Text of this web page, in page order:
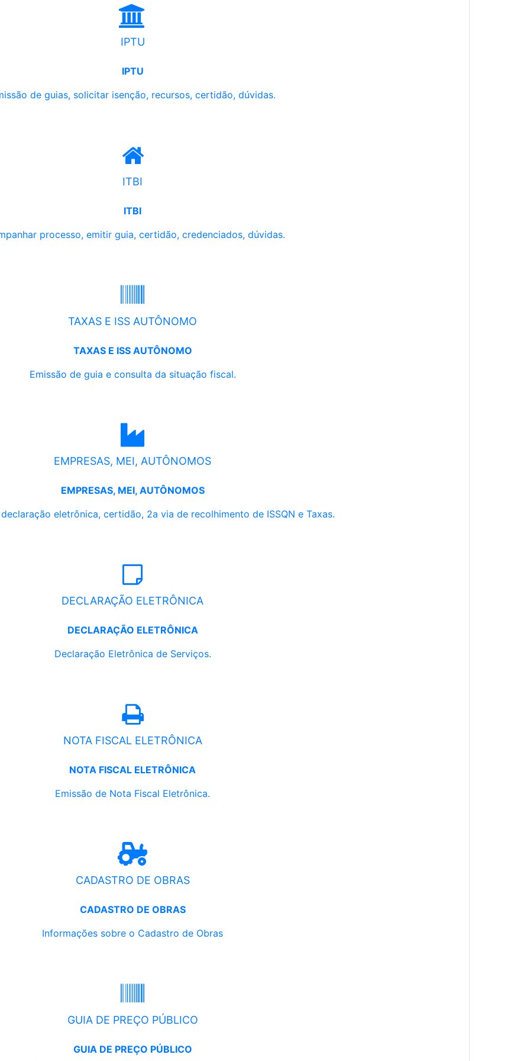
IPTU
IPTU
de guias, solicitar isenção, recursos, certidão, dúvidas.
ITBI
ITBI
processo, emitir guia, certidão, credenciados, dúvidas.
TAXAS E ISS AUTÔNOMO
TAXAS E ISS AUTÔNOMO
Emissão de guia e consulta da situação fiscal.
EMPRESAS, MEI, AUTÔNOMOS
EMPRESAS, MEI, AUTÔNOMOS
eletrônica, certidão, 2a via de recolhimento de ISSQN e Taxas.
DECLARAÇÃO ELETRÔNICA
DECLARAÇÃO ELETRÔNICA
Declaração Eletrônica de Serviços.
NOTA FISCAL ELETRÔNICA
NOTA FISCAL ELETRÔNICA
Emissão de Nota Fiscal Eletrônica.
CADASTRO DE OBRAS
CADASTRO DE OBRAS
Informações sobre o Cadastro de Obras
GUIA DE PREÇO PÚBLICO
GUIA DE PREÇO PÚBLICO